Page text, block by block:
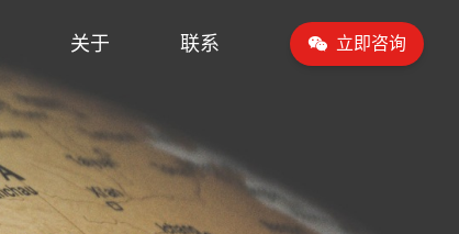
关于 联系 立即咨询